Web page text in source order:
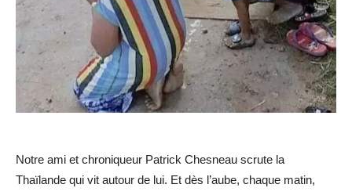
Notre ami et chroniqueur Patrick Chesneau scrute la
Thaïlande qui vit autour de lui. Et dès l’aube, chaque matin,